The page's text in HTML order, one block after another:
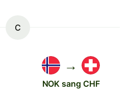
C
→
NOK sang CHF